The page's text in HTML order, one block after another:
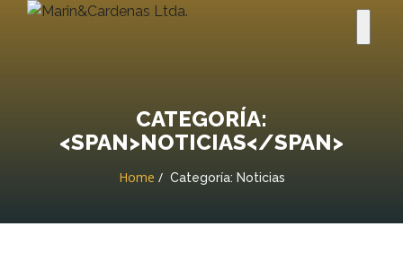
CATEGORÍA:
<SPAN>NOTICIAS</SPAN>
Home Categoría: Noticias